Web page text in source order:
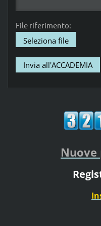
File riferimento:
Seleziona file